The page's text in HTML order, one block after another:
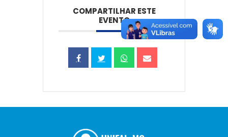
COMPARTILHAR ESTE
EVENTO